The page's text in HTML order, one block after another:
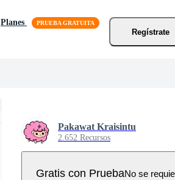
Planes
Regístrate
Pakawat Kraisintu
2.652 Recursos
Gratis con PruebaNo se